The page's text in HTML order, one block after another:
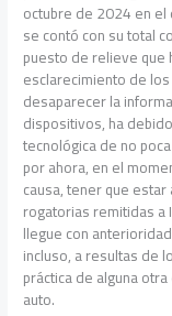
octubre de 2024 en el
se contó con su total
puesto de relieve que
esclarecimiento de
desaparecer la
dispositivos, ha
tecnológica de no
por ahora, en el
causa, tener que
rogatorias remitidas a
llegue con
incluso, a resultas de
práctica de alguna
auto.